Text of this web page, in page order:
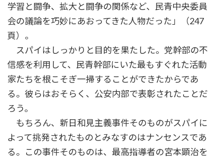
学習と闘争、拡大と闘争の関係など、民青中央委員
会の議論を巧妙にあおってきた人物だった」（247
頁）。
スパイはしっかりと目的を果たした。党幹部の不
信感を利用して、民青幹部にいた最もすぐれた活動
家たちを根こそぎ一掃することができたからであ
る。彼らはおそらく、公安内部で表彰されたことだ
ろう。
もちろん、新日和見主義事件そのものがスパイに
よって挑発されたものとみなすのはナンセンスであ
る。この事件そのものは、最高指導者の宮本顕治を